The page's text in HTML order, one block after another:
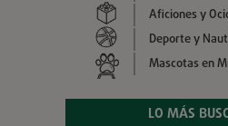
Aficiones y
Deporte y
Mascotas en
LO MÁS